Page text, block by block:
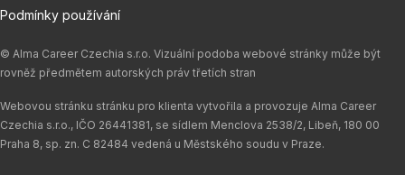
Podmínky používání
© Alma Career Czechia s.r.o. Vizuální podoba webové stránky může být
rovněž předmětem autorských práv třetích stran
Webovou stránku stránku pro klienta vytvořila a provozuje Alma Career
Czechia s.r.o., IČO 26441381, se sídlem Menclova 2538/2, Libeň, 180 00
Praha 8, sp. zn. C 82484 vedená u Městského soudu v Praze.